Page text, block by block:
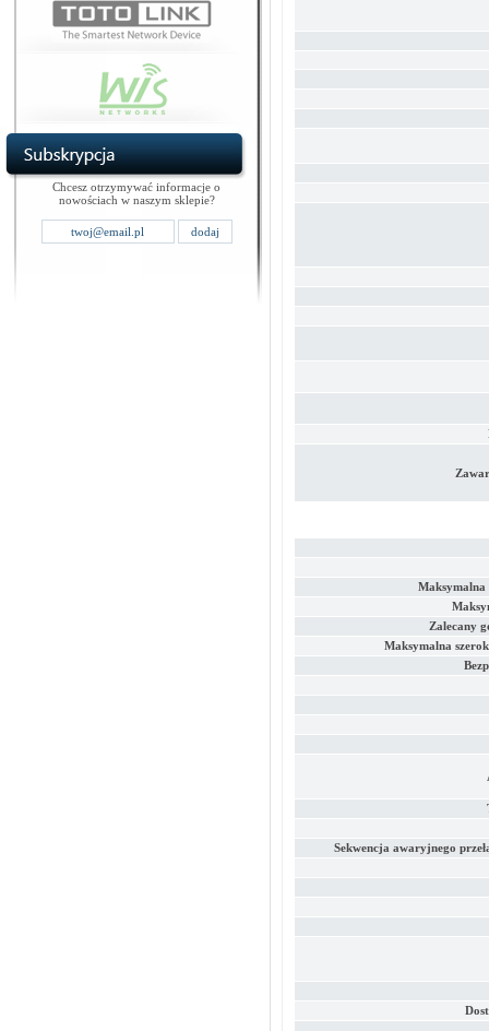
Chcesz otrzymywać informacje o
nowościach w naszym sklepie?
Zalecany
Maksymalna
Sekwencja awaryjnego